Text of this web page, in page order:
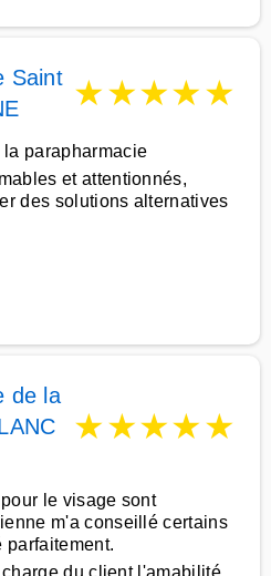
Saint ★★★★★
parapharmacie
et attentionnés,
des solutions alternatives
de la
★★★★★
le visage sont
m'a conseillé certains
parfaitement.
du client l'amabilité